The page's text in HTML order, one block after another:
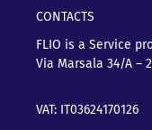
CONTACTS
FLIO is a Service
Via Marsala 34/A –
VAT: IT03624170126